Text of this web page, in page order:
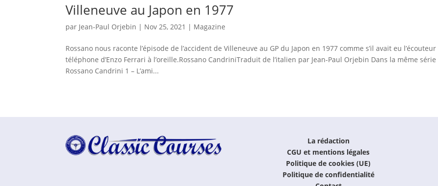
Villeneuve au Japon en 1977
par Jean-Paul Orjebin | Nov 25, 2021 | Magazine
Rossano nous raconte l’épisode de l’accident de Villeneuve au GP du Japon en 1977 comme s’il avait eu
téléphone d’Enzo Ferrari à l’oreille.Rossano CandriniTraduit de l’italien par Jean-Paul Orjebin Dans la même série
Rossano Candrini 1 – L’ami...
La rédaction
CGU et mentions légales
Politique de cookies (UE)
Politique de confidentialité